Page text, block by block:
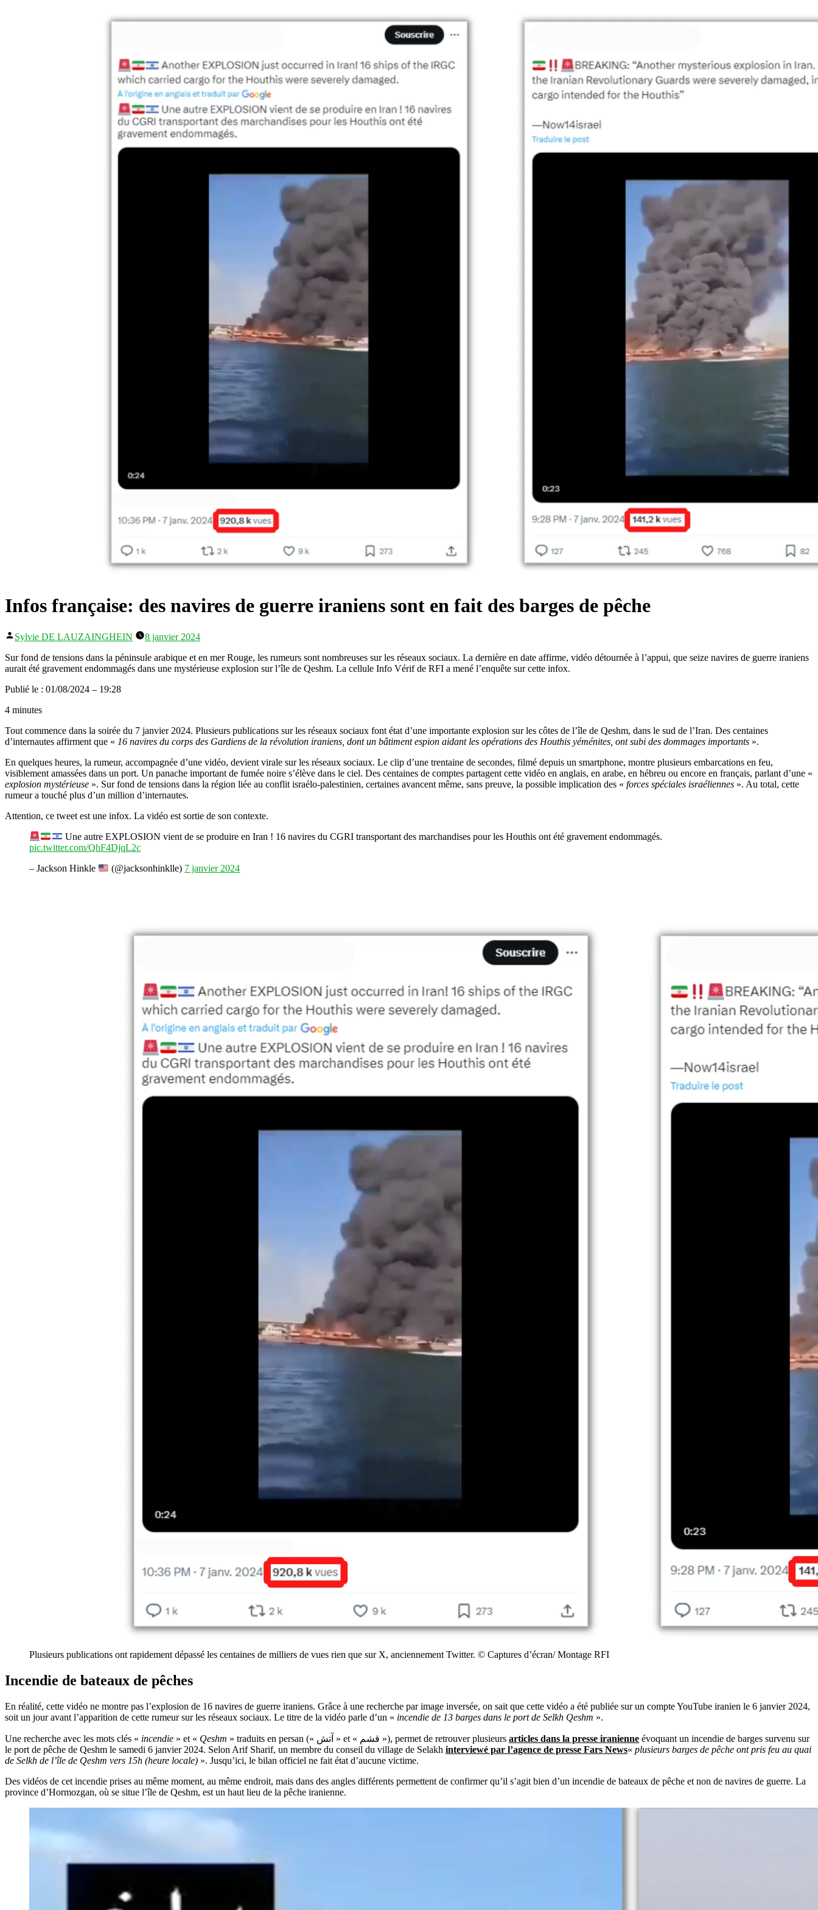
Infos française: des navires de guerre iraniens sont en fait des barges de pêche
Publié
Sylvie DE LAUZAINGHEIN
8 janvier 2024
Sur fond de tensions dans la péninsule arabique et en mer Rouge, les rumeurs sont nombreuses sur les réseaux sociaux. La dernière en date affirme, vidéo détournée à l’appui, que seize navires de guerre iraniens
aurait été gravement endommagés dans une mystérieuse explosion sur l’île de Qeshm. La cellule Info Vérif de RFI a mené l’enquête sur cette infox.
Publié le : 01/08/2024 – 19:28
4 minutes
Tout commence dans la soirée du 7 janvier 2024. Plusieurs publications sur les réseaux sociaux font état d’une importante explosion sur les côtes de l’île de Qeshm, dans le sud de l’Iran. Des centaines
d’internautes affirment que « 16 navires du corps des Gardiens de la révolution iraniens, dont un bâtiment espion aidant les opérations des Houthis yéménites, ont subi des dommages importants ».
En quelques heures, la rumeur, accompagnée d’une vidéo, devient virale sur les réseaux sociaux. Le clip d’une trentaine de secondes, filmé depuis un smartphone, montre plusieurs embarcations en feu,
visiblement amassées dans un port. Un panache important de fumée noire s’élève dans le ciel. Des centaines de comptes partagent cette vidéo en anglais, en arabe, en hébreu ou encore en français, parlant d’une «
explosion mystérieuse ». Sur fond de tensions dans la région liée au conflit israélo-palestinien, certaines avancent même, sans preuve, la possible implication des « forces spéciales israéliennes ». Au total, cette
rumeur a touché plus d’un million d’internautes.
Attention, ce tweet est une infox. La vidéo est sortie de son contexte.
Une autre EXPLOSION vient de se produire en Iran ! 16 navires du CGRI transportant des marchandises pour les Houthis ont été gravement endommagés.
pic.twitter.com/QhF4DjqL2c
– Jackson Hinkle (@jacksonhinklle) 7 janvier 2024
Plusieurs publications ont rapidement dépassé les centaines de milliers de vues rien que sur X, anciennement Twitter. © Captures d’écran/ Montage RFI
Incendie de bateaux de pêches
En réalité, cette vidéo ne montre pas l’explosion de 16 navires de guerre iraniens. Grâce à une recherche par image inversée, on sait que cette vidéo a été publiée sur un compte YouTube iranien le 6 janvier 2024,
soit un jour avant l’apparition de cette rumeur sur les réseaux sociaux. Le titre de la vidéo parle d’un « incendie de 13 barges dans le port de Selkh Qeshm ».
Une recherche avec les mots clés « incendie » et « Qeshm » traduits en persan (« آتش » et « قشم »), permet de retrouver plusieurs articles dans la presse iranienne évoquant un incendie de barges survenu sur
le port de pêche de Qeshm le samedi 6 janvier 2024. Selon Arif Sharif, un membre du conseil du village de Selakh interviewé par l’agence de presse Fars News« plusieurs barges de pêche ont pris feu au quai
de Selkh de l’île de Qeshm vers 15h (heure locale) ». Jusqu’ici, le bilan officiel ne fait état d’aucune victime.
Des vidéos de cet incendie prises au même moment, au même endroit, mais dans des angles différents permettent de confirmer qu’il s’agit bien d’un incendie de bateaux de pêche et non de navires de guerre. La
province d’Hormozgan, où se situe l’île de Qeshm, est un haut lieu de la pêche iranienne.